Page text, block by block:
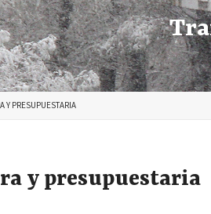
Y PRESUPUESTARIA
y presupuestaria